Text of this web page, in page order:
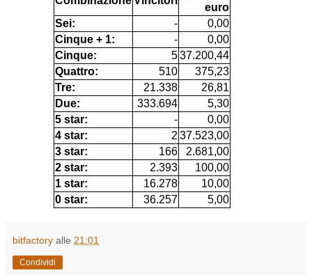
euro
Sei:
-
0,00
Cinque + 1:
-
0,00
Cinque:
537.200,44
Quattro:
510
375,23
Tre:
21.338
26,81
Due:
333.694
5,30
5 star:
-
0,00
4 star:
2 37.523,00
3 star:
166
2.681,00
2 star:
2.393
100,00
1 star:
16.278
10,00
0 star:
36.257 5,00
bitfactory alle 21:01
Condividi